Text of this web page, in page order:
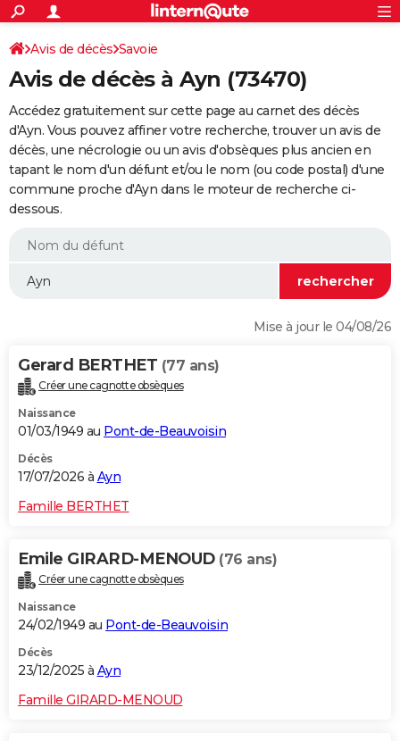
ACTUALITÉS
Politique
Société
Faits Divers
Education
Monde
Villes
+
SPORT
Coupe du monde 2026
Football
Tennis
Cyclisme
Rugby
Forum
Programme TV
TNT
Streaming
Cinéma
Sorties cinéma
Musique
+
FINANCE
Retraite
Epargne
Immobilier
Risques naturels par ville
Assurance
AUTO
Essais
Réserver un essai
Citadines
Berlines
SUV
Forum auto
+
HIGH-TECH
BRICOLAGE
WEEK-END
Alimentation
Guide de la santé
Maladies
Médicaments
Sommeil
VOYAGE
Destinations
City break
Voyage nature
Voyage de noces
Forum
Climat
+PHOTO
GUIDES D'ACHAT
Carte de Noël
Carte Bonne année
Carte Saint-Valentin
Carte Pâques
Carte d'anniversaire
DICTIONNAIRE
Dictionnaire
Biographies
Citations
Expressions
Proverbes
PROGRAMME TV
S'inscrire
Se connecter
Lycées
Collèges
Primaires
Universités
Entreprises
Service militaire
Avis de recherche
AVIS DE DÉCÈS
FORUM
Avis de décès Savoie
Avis de décès à Ayn (73470)
Accédez gratuitement sur cette page au carnet des décès
d'Ayn. Vous pouvez affiner votre recherche, trouver un avis de
décès, une nécrologie ou un avis d'obsèques plus ancien en
tapant le nom d'un défunt et/ou le nom (ou code postal) d'une
commune proche d'Ayn dans le moteur de recherche ci-
dessous.
Mise à jour le 04/08/26
Gerard BERTHET (77 ans)
Créer une cagnotte obsèques
Naissance
01/03/1949 au Pont-de-Beauvoisin
Décès
17/07/2026 à Ayn
Famille BERTHET
Emile GIRARD-MENOUD (76 ans)
Créer une cagnotte obsèques
Naissance
24/02/1949 au Pont-de-Beauvoisin
Décès
23/12/2025 à Ayn
Famille GIRARD-MENOUD